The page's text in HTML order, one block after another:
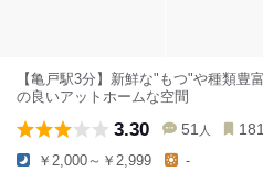
【亀戸駅3分】新鮮な"もつ"や種類豊
の良いアットホームな空間
3.30 51 人
￥2,000～￥2,999 -